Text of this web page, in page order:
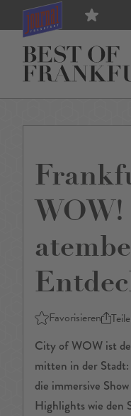
Favorisieren
City of WOW ist
mitten in der
die immersive
Highlights wie den